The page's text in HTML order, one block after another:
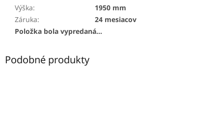
Výška:
1950 mm
Záruka:
24 mesiacov
Položka bola vypredaná…
Podobné produkty